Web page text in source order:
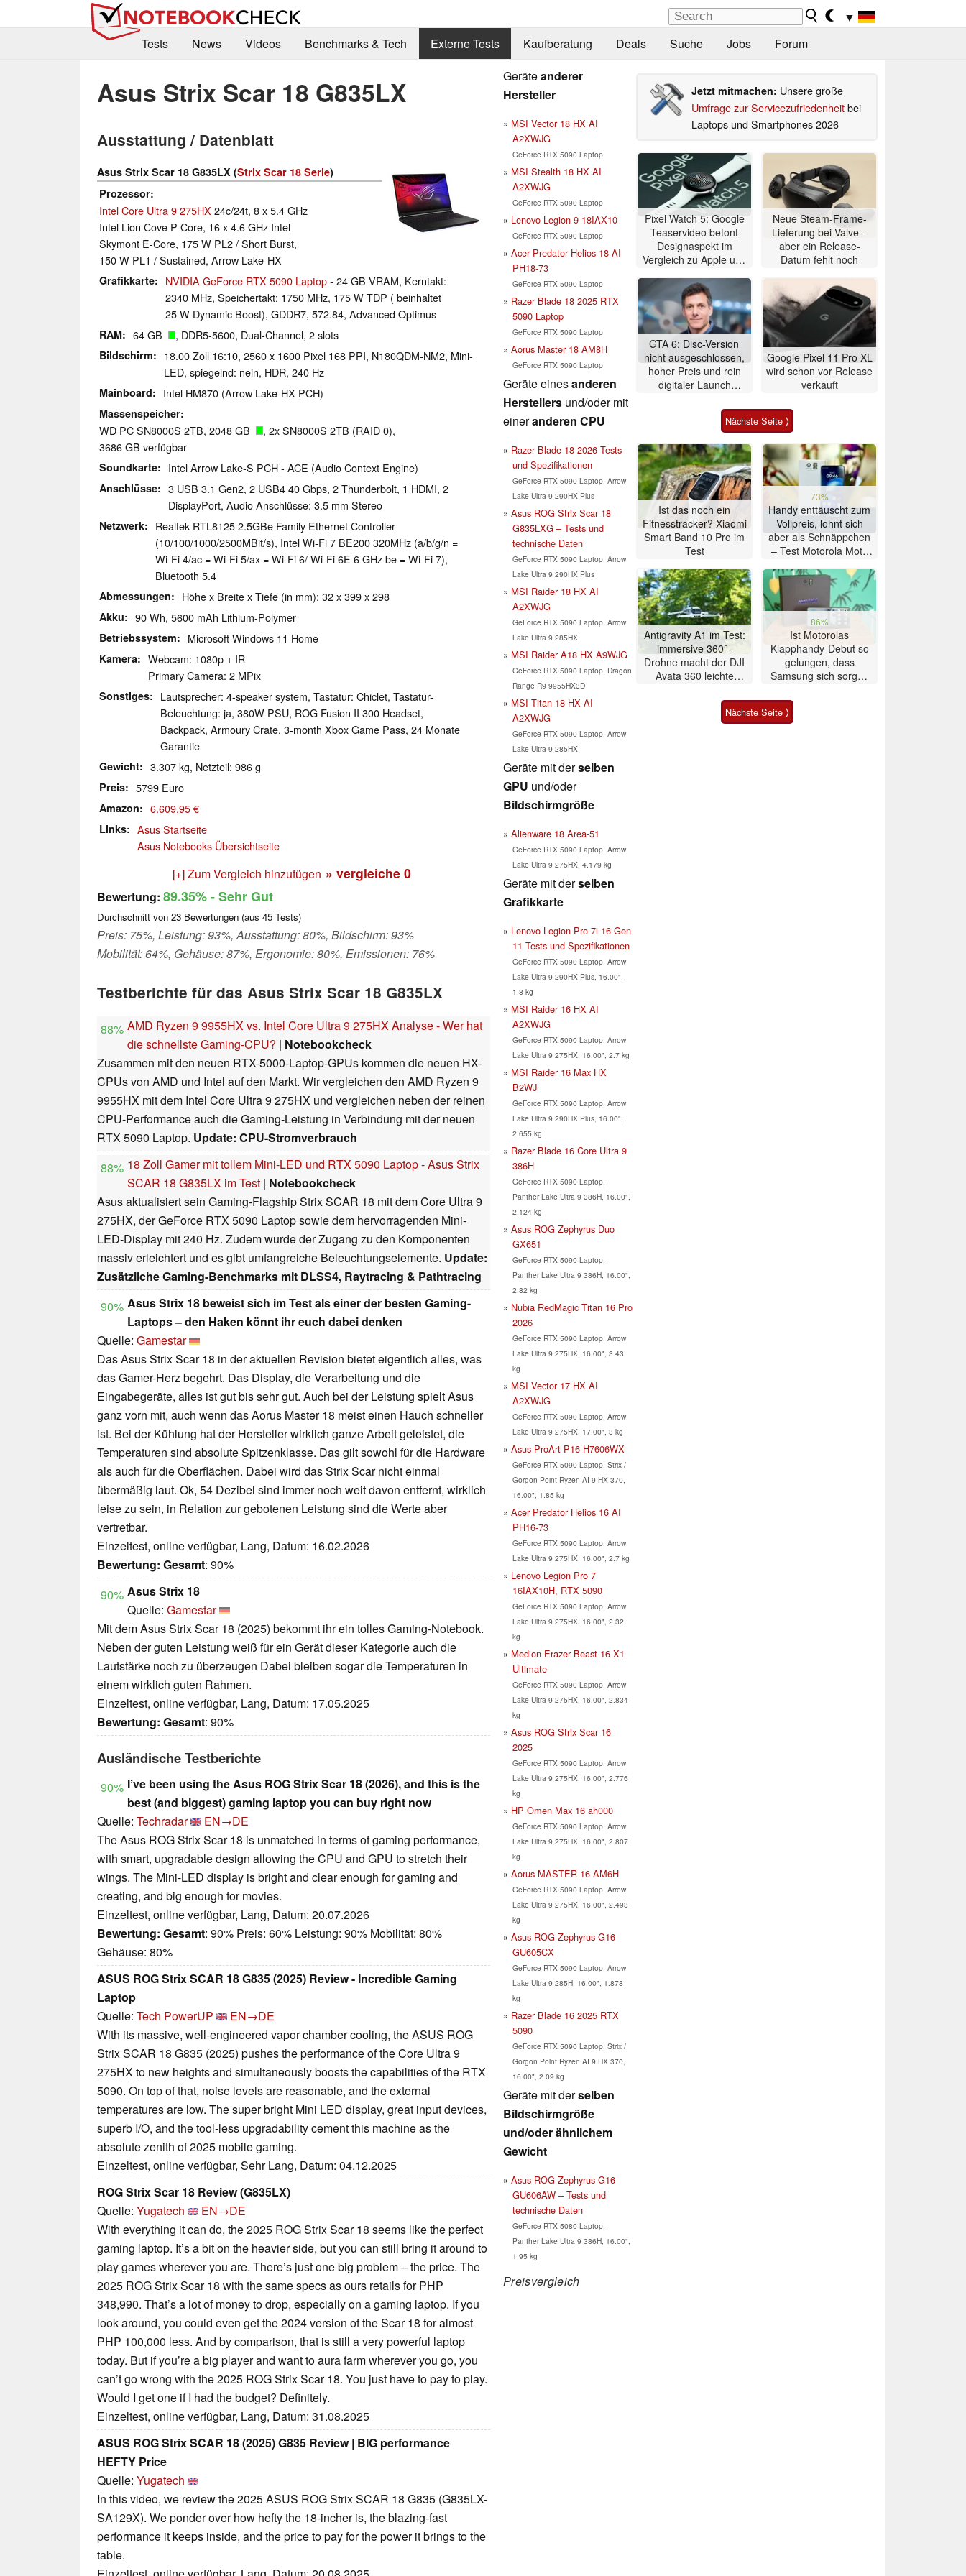
▼
Tests
News Videos Benchmarks & Tech Externe Tests Kaufberatung Deals Suche Jobs Forum
Asus Strix Scar 18 G835LX
Ausstattung / Datenblatt
Asus Strix Scar 18 G835LX (Strix Scar 18 Serie)
Prozessor
Intel Core Ultra 9 275HX 24c/24t, 8 x 5.4 GHz
Intel Lion Cove P-Core, 16 x 4.6 GHz Intel
Skymont E-Core, 175 W PL2 / Short Burst,
150 W PL1 / Sustained, Arrow Lake-HX
Grafikkarte NVIDIA GeForce RTX 5090 Laptop- 24 GB VRAM, Kerntakt:
2340 MHz, Speichertakt: 1750 MHz, 175 W TDP ( beinhaltet
25 W Dynamic Boost), GDDR7, 572.84, Advanced Optimus
RAM 64 GB , DDR5-5600, Dual-Channel, 2 slots
Bildschirm
18.00 Zoll 16:10, 2560 x 1600 Pixel 168 PPI, N180QDM-NM2, Mini-
LED, spiegelnd: nein, HDR, 240 Hz
Mainboard Intel HM870 (Arrow Lake-HX PCH)
Massenspeicher
WD PC SN8000S 2TB, 2048 GB
, 2x SN8000S 2TB (RAID 0),
3686 GB verfügbar
Soundkarte Intel Arrow Lake-S PCH - ACE (Audio Context Engine)
Anschlüsse
3 USB 3.1 Gen2, 2 USB4 40 Gbps, 2 Thunderbolt, 1 HDMI, 2
DisplayPort, Audio Anschlüsse: 3.5 mm Stereo
Netzwerk
Realtek RTL8125 2.5GBe Family Ethernet Controller
(10/100/1000/2500MBit/s), Intel Wi-Fi 7 BE200 320MHz (a/b/g/n =
Wi-Fi 4/ac = Wi-Fi 5/ax = Wi-Fi 6/ Wi-Fi 6E 6 GHz be = Wi-Fi 7),
Bluetooth 5.4
Abmessungen Höhe x Breite x Tiefe (in mm): 32 x 399 x 298
Akku 90 Wh, 5600 mAh Lithium-Polymer
Betriebssystem Microsoft Windows 11 Home
Kamera
Webcam: 1080p + IR
Primary Camera: 2 MPix
Sonstiges
Lautsprecher: 4-speaker system, Tastatur: Chiclet, Tastatur-
Beleuchtung: ja, 380W PSU, ROG Fusion II 300 Headset,
Backpack, Armoury Crate, 3-month Xbox Game Pass, 24 Monate
Garantie
Gewicht 3.307 kg, Netzteil: 986 g
Preis 5799 Euro
Amazon 6.609,95 €
Links
Asus Startseite
Asus Notebooks Übersichtseite
[+] Zum Vergleich hinzufügen » vergleiche 0
Bewertung: 89.35%- Sehr Gut
Durchschnitt von 23 Bewertungen (aus 45 Tests)
Preis: 75%, Leistung: 93%, Ausstattung: 80%, Bildschirm: 93%
Mobilität: 64%, Gehäuse: 87%, Ergonomie: 80%, Emissionen: 76%
Testberichte für das Asus Strix Scar 18 G835LX
88% AMD Ryzen 9 9955HX vs. Intel Core Ultra 9 275HX Analyse - Wer hat
die schnellste Gaming-CPU? | Notebookcheck
Zusammen mit den neuen RTX-5000-Laptop-GPUs kommen die neuen HX-
CPUs von AMD und Intel auf den Markt. Wir vergleichen den AMD Ryzen 9
9955HX mit dem Intel Core Ultra 9 275HX und vergleichen neben der reinen
CPU-Performance auch die Gaming-Leistung in Verbindung mit der neuen
RTX 5090 Laptop. Update: CPU-Stromverbrauch
88% 18 Zoll Gamer mit tollem Mini-LED und RTX 5090 Laptop - Asus Strix
SCAR 18 G835LX im Test | Notebookcheck
Asus aktualisiert sein Gaming-Flagship Strix SCAR 18 mit dem Core Ultra 9
275HX, der GeForce RTX 5090 Laptop sowie dem hervorragenden Mini-
LED-Display mit 240 Hz. Zudem wurde der Zugang zu den Komponenten
massiv erleichtert und es gibt umfangreiche Beleuchtungselemente. Update:
Zusätzliche Gaming-Benchmarks mit DLSS4, Raytracing & Pathtracing
90% Asus Strix 18 beweist sich im Test als einer der besten Gaming-
Laptops – den Haken könnt ihr euch dabei denken
Quelle: Gamestar
Das Asus Strix Scar 18 in der aktuellen Revision bietet eigentlich alles, was
das Gamer-Herz begehrt. Das Display, die Verarbeitung und die
Eingabegeräte, alles ist gut bis sehr gut. Auch bei der Leistung spielt Asus
ganz vorn mit, auch wenn das Aorus Master 18 meist einen Hauch schneller
ist. Bei der Kühlung hat der Hersteller wirklich ganze Arbeit geleistet, die
Temperaturen sind absolute Spitzenklasse. Das gilt sowohl für die Hardware
als auch für die Oberflächen. Dabei wird das Strix Scar nicht einmal
übermäßig laut. Ok, 54 Dezibel sind immer noch weit davon entfernt, wirklich
leise zu sein, in Relation zur gebotenen Leistung sind die Werte aber
vertretbar.
Einzeltest, online verfügbar, Lang, Datum: 16.02.2026
Bewertung: Gesamt: 90%
90% Asus Strix 18
Quelle: Gamestar
Mit dem Asus Strix Scar 18 (2025) bekommt ihr ein tolles Gaming-Notebook.
Neben der guten Leistung weiß für ein Gerät dieser Kategorie auch die
Lautstärke noch zu überzeugen Dabei bleiben sogar die Temperaturen in
einem wirklich guten Rahmen.
Einzeltest, online verfügbar, Lang, Datum: 17.05.2025
Bewertung: Gesamt: 90%
Ausländische Testberichte
90% I’ve been using the Asus ROG Strix Scar 18 (2026), and this is the
best (and biggest) gaming laptop you can buy right now
Quelle: Techradar
EN→DE
The Asus ROG Strix Scar 18 is unmatched in terms of gaming performance,
with smart, upgradable design allowing the CPU and GPU to stretch their
wings. The Mini-LED display is bright and clear enough for gaming and
creating, and big enough for movies.
Einzeltest, online verfügbar, Lang, Datum: 20.07.2026
Bewertung: Gesamt: 90% Preis: 60% Leistung: 90% Mobilität: 80%
Gehäuse: 80%
ASUS ROG Strix SCAR 18 G835 (2025) Review - Incredible Gaming
Laptop
Quelle: Tech PowerUP
EN→DE
With its massive, well-engineered vapor chamber cooling, the ASUS ROG
Strix SCAR 18 G835 (2025) pushes the performance of the Core Ultra 9
275HX to new heights and simultaneously boosts the capabilities of the RTX
5090. On top of that, noise levels are reasonable, and the external
temperatures are low. The super bright Mini LED display, great input devices,
superb I/O, and the tool-less upgradability cement this machine as the
absolute zenith of 2025 mobile gaming.
Einzeltest, online verfügbar, Sehr Lang, Datum: 04.12.2025
ROG Strix Scar 18 Review (G835LX)
Quelle: Yugatech
EN→DE
With everything it can do, the 2025 ROG Strix Scar 18 seems like the perfect
gaming laptop. It’s a bit on the heavier side, but you can still bring it around to
play games wherever you are. There’s just one big problem – the price. The
2025 ROG Strix Scar 18 with the same specs as ours retails for PHP
348,990. That’s a lot of money to drop, especially on a gaming laptop. If you
look around, you could even get the 2024 version of the Scar 18 for almost
PHP 100,000 less. And by comparison, that is still a very powerful laptop
today. But if you’re a big player and want to aura farm wherever you go, you
can’t go wrong with the 2025 ROG Strix Scar 18. You just have to pay to play.
Would I get one if I had the budget? Definitely.
Einzeltest, online verfügbar, Lang, Datum: 31.08.2025
ASUS ROG Strix SCAR 18 (2025) G835 Review | BIG performance
HEFTY Price
Quelle: Yugatech
In this video, we review the 2025 ASUS ROG Strix SCAR 18 G835 (G835LX-
SA129X). We ponder over how hefty the 18-incher is, the blazing-fast
performance it keeps inside, and the price to pay for the power it brings to the
table.
Geräteanderer
Hersteller
MSI Vector 18 HX AI
A2XWJG
GeForce RTX 5090 Laptop
MSI Stealth 18 HX AI
A2XWJG
GeForce RTX 5090 Laptop
Lenovo Legion 9 18IAX10
GeForce RTX 5090 Laptop
Acer Predator Helios 18 AI
PH18-73
GeForce RTX 5090 Laptop
Razer Blade 18 2025 RTX
5090 Laptop
GeForce RTX 5090 Laptop
Aorus Master 18 AM8H
GeForce RTX 5090 Laptop
Geräte einesanderen
Herstellers und/oder mit
eineranderen CPU
Razer Blade 18 2026 Tests
und Spezifikationen
GeForce RTX 5090 Laptop, Arrow
Lake Ultra 9 290HX Plus
Asus ROG Strix Scar 18
G835LXG – Tests und
technische Daten
GeForce RTX 5090 Laptop, Arrow
Lake Ultra 9 290HX Plus
MSI Raider 18 HX AI
A2XWJG
GeForce RTX 5090 Laptop, Arrow
Lake Ultra 9 285HX
MSI Raider A18 HX A9WJG
GeForce RTX 5090 Laptop, Dragon
Range R9 9955HX3D
MSI Titan 18 HX AI
A2XWJG
GeForce RTX 5090 Laptop, Arrow
Lake Ultra 9 285HX
Geräte mit derselben
GPU und/oder
Bildschirmgröße
Alienware 18 Area-51
GeForce RTX 5090 Laptop, Arrow
Lake Ultra 9 275HX, 4.179 kg
Geräte mit derselben
Grafikkarte
Lenovo Legion Pro 7i 16 Gen
11 Tests und Spezifikationen
GeForce RTX 5090 Laptop, Arrow
Lake Ultra 9 290HX Plus, 16.00",
1.8 kg
MSI Raider 16 HX AI
A2XWJG
GeForce RTX 5090 Laptop, Arrow
Lake Ultra 9 275HX, 16.00", 2.7 kg
MSI Raider 16 Max HX
B2WJ
GeForce RTX 5090 Laptop, Arrow
Lake Ultra 9 290HX Plus, 16.00",
2.655 kg
Razer Blade 16 Core Ultra 9
386H
GeForce RTX 5090 Laptop,
Panther Lake Ultra 9 386H, 16.00",
2.124 kg
Asus ROG Zephyrus Duo
GX651
GeForce RTX 5090 Laptop,
Panther Lake Ultra 9 386H, 16.00",
2.82 kg
Nubia RedMagic Titan 16 Pro
2026
GeForce RTX 5090 Laptop, Arrow
Lake Ultra 9 275HX, 16.00", 3.43
kg
MSI Vector 17 HX AI
A2XWJG
GeForce RTX 5090 Laptop, Arrow
Lake Ultra 9 275HX, 17.00", 3 kg
Asus ProArt P16 H7606WX
GeForce RTX 5090 Laptop, Strix /
Gorgon Point Ryzen AI 9 HX 370,
16.00", 1.85 kg
Acer Predator Helios 16 AI
PH16-73
GeForce RTX 5090 Laptop, Arrow
Lake Ultra 9 275HX, 16.00", 2.7 kg
Lenovo Legion Pro 7
16IAX10H, RTX 5090
GeForce RTX 5090 Laptop, Arrow
Lake Ultra 9 275HX, 16.00", 2.32
kg
Medion Erazer Beast 16 X1
Ultimate
GeForce RTX 5090 Laptop, Arrow
Lake Ultra 9 275HX, 16.00", 2.834
kg
Asus ROG Strix Scar 16
2025
GeForce RTX 5090 Laptop, Arrow
Lake Ultra 9 275HX, 16.00", 2.776
kg
HP Omen Max 16 ah000
GeForce RTX 5090 Laptop, Arrow
Lake Ultra 9 275HX, 16.00", 2.807
kg
Aorus MASTER 16 AM6H
GeForce RTX 5090 Laptop, Arrow
Lake Ultra 9 275HX, 16.00", 2.493
kg
Asus ROG Zephyrus G16
GU605CX
GeForce RTX 5090 Laptop, Arrow
Lake Ultra 9 285H, 16.00", 1.878
kg
Razer Blade 16 2025 RTX
5090
GeForce RTX 5090 Laptop, Strix /
Gorgon Point Ryzen AI 9 HX 370,
16.00", 2.09 kg
Geräte mit derselben
Bildschirmgröße
und/oder ähnlichem
Gewicht
Asus ROG Zephyrus G16
GU606AW – Tests und
technische Daten
GeForce RTX 5080 Laptop,
Panther Lake Ultra 9 386H, 16.00",
1.95 kg
Preisvergleich
Jetzt mitmachen: Unsere große
Umfrage zur Servicezufriedenheitbei
Laptops und Smartphones 2026
Pixel Watch 5: Google
Teaservideo betont
Designaspekt im
Vergleich zu Apple und
Neue Steam-Frame-
Lieferung bei Valve –
aber ein Release-
Datum fehlt noch
GTA 6: Disc-Version
nicht ausgeschlossen,
hoher Preis und rein
digitaler Launch
Google Pixel 11 Pro XL
wird schon vor Release
verkauft
Nächste Seite ⟩
Ist das noch ein
Fitnesstracker? Xiaomi
Smart Band 10 Pro im
Test
73%
Handy enttäuscht zum
Vollpreis, lohnt sich
aber als Schnäppchen
– Test Motorola Moto
Antigravity A1 im Test:
immersive 360°-
Drohne macht der DJI
Avata 360 leichte
86%
Ist Motorolas
Klapphandy-Debut so
gelungen, dass
Samsung sich sorgen
Smartphone im Test
Nächste Seite ⟩